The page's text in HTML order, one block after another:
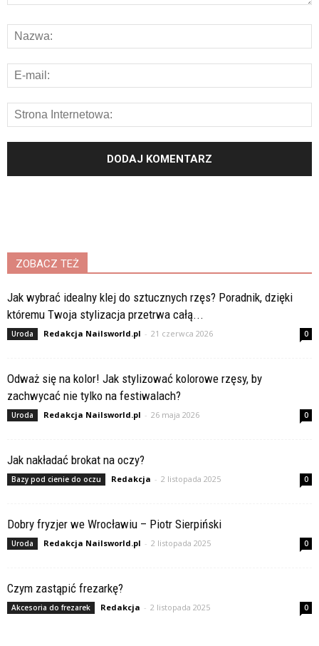
ZOBACZ TEŻ
Jak wybrać idealny klej do sztucznych rzęs? Poradnik, dzięki
któremu Twoja stylizacja przetrwa całą...
Uroda Redakcja Nailsworld.pl - 21 czerwca 2026 0
Odważ się na kolor! Jak stylizować kolorowe rzęsy, by
zachwycać nie tylko na festiwalach?
Uroda Redakcja Nailsworld.pl - 26 maja 2026 0
Jak nakładać brokat na oczy?
Bazy pod cienie do oczu Redakcja - 2 listopada 2025 0
Dobry fryzjer we Wrocławiu – Piotr Sierpiński
Uroda Redakcja Nailsworld.pl - 2 listopada 2025 0
Czym zastąpić frezarkę?
Akcesoria do frezarek Redakcja - 2 listopada 2025 0